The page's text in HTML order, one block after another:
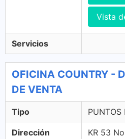
Vista
Servicios
OFICINA COUNTRY -
DE VENTA
Tipo PUNTOS
Dirección
KR 53